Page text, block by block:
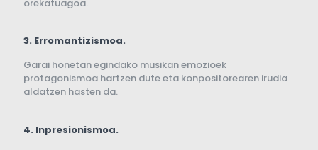
orekatuagoa.
3. Erromantizismoa.
Garai honetan egindako musikan emozioek
protagonismoa hartzen dute eta konpositorearen irudia
aldatzen hasten da.
4. Inpresionismoa.